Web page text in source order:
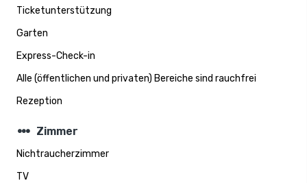
Ticketunterstützung
Garten
Express-Check-in
Alle (öffentlichen und privaten) Bereiche sind rauchfrei
Rezeption
steppers Zimmer
Nichtraucherzimmer
TV